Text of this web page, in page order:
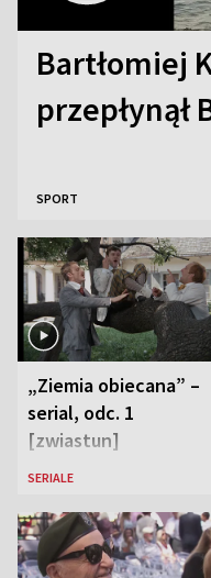
Bartłomiej
przepłynął
SPORT
„Ziemia obiecana” –
serial, odc. 1
[zwiastun]
SERIALE